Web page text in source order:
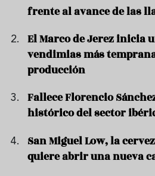
frente al avance de las
El Marco de Jerez inicia
vendimias más
producción
Fallece Florencio
histórico del sector
San Miguel Low, la
quiere abrir una nueva